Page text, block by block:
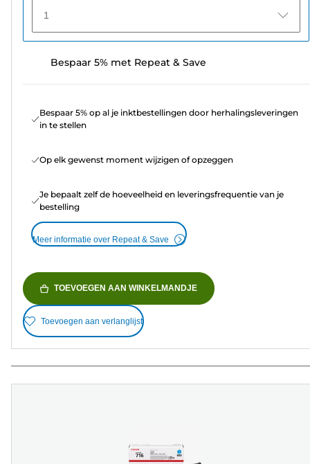
1
Bespaar 5% met Repeat & Save
Bespaar 5% op al je inktbestellingen door herhalingsleveringen
in te stellen
Op elk gewenst moment wijzigen of opzeggen
Je bepaalt zelf de hoeveelheid en leveringsfrequentie van je
bestelling
Meer informatie over Repeat & Save
TOEVOEGEN AAN WINKELMANDJE
Toevoegen aan verlanglijst